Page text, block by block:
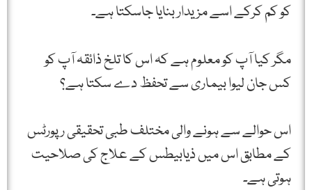
کو کم کرکے اسے مزیدار بنایا جاسکتا ہے۔
مگر کیا آپ کو معلوم ہے کہ اس کا تلخ ذائقہ آپ کو
کس جان لیوا بیماری سے تحفظ دے سکتا ہے؟
اس حوالے سے ہونے والی مختلف طبی تحقیقی رپورٹس
کے مطابق اس میں ذیابیطس کے علاج کی صلاحیت
ہوتی ہے۔